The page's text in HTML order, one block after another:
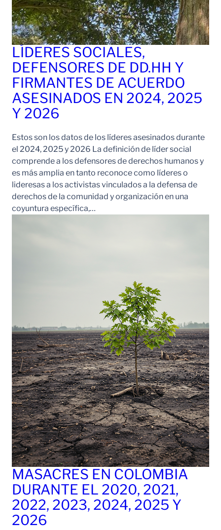
LÍDERES SOCIALES,
DEFENSORES DE DD.HH Y
FIRMANTES DE ACUERDO
ASESINADOS EN 2024, 2025
Y 2026
Estos son los datos de los líderes asesinados durante
el 2024, 2025 y 2026 La definición de líder social
comprende a los defensores de derechos humanos y
es más amplia en tanto reconoce como líderes o
lideresas a los activistas vinculados a la defensa de
derechos de la comunidad y organización en una
coyuntura específica,…
MASACRES EN COLOMBIA
DURANTE EL 2020, 2021,
2022, 2023, 2024, 2025 Y
2026